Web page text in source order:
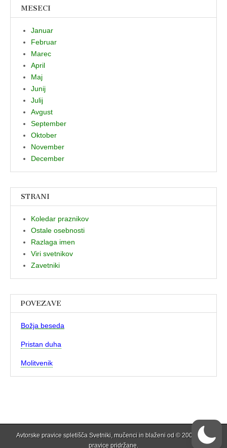
MESECI
Januar
Februar
Marec
April
Maj
Junij
Julij
Avgust
September
Oktober
November
December
STRANI
Koledar praznikov
Ostale osebnosti
Razlaga imen
Viri svetnikov
Zavetniki
POVEZAVE
Božja beseda
Pristan duha
Molitvenik
Avtorske pravice spletišča Svetniki, mučenci in blaženi od © 2006 . Vse
pravice pridržane.